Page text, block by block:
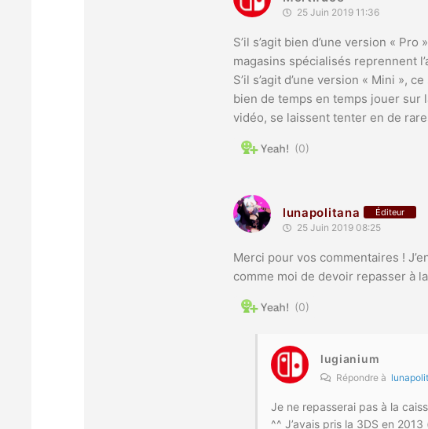
25 Juin 2019 11:36
S’il s’agit bien d’une version «
magasins spécialisés reprennent
S’il s’agit d’une version « Mini »,
bien de temps en temps jouer sur
vidéo, se laissent tenter en de
0
lunapolitana Éditeur
25 Juin 2019 08:25
Merci pour vos commentaires !
comme moi de devoir repasser à
0
lugianium
Répondre à
Je ne repasserai pas à la
^^ J’avais pris la 3DS en